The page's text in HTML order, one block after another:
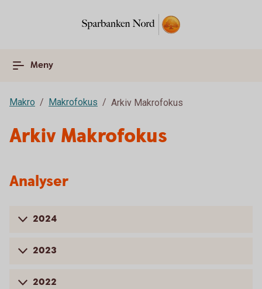
Meny
Makro Makrofokus Arkiv Makrofokus
Arkiv Makrofokus
Analyser
2024
2023
2022